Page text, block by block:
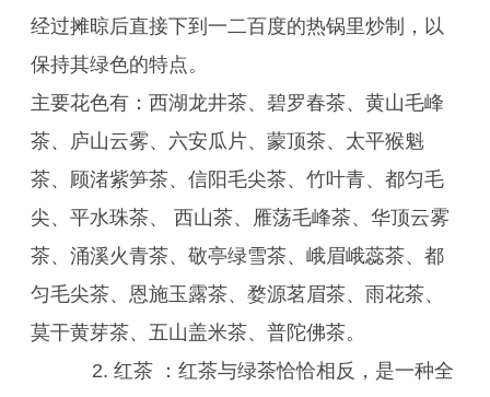
经过摊晾后直接下到一二百度的热锅里炒制，以
保持其绿色的特点。
主要花色有：西湖龙井茶、碧罗春茶、黄山毛峰
茶、庐山云雾、六安瓜片、蒙顶茶、太平猴魁
茶、顾渚紫笋茶、信阳毛尖茶、竹叶青、都匀毛
尖、平水珠茶、 西山茶、雁荡毛峰茶、华顶云雾
茶、涌溪火青茶、敬亭绿雪茶、峨眉峨蕊茶、都
匀毛尖茶、恩施玉露茶、婺源茗眉茶、雨花茶、
莫干黄芽茶、五山盖米茶、普陀佛茶。
2. 红茶 ：红茶与绿茶恰恰相反，是一种全